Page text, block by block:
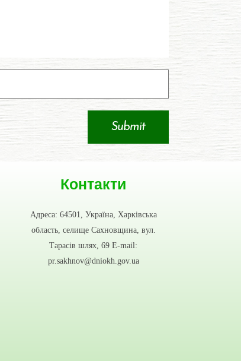
Контакти
Адреса: 64501, Україна, Харківська
область, селище Сахновщина, вул.
Тарасів шлях, 69 E-mail:
pr.sakhnov@dniokh.gov.ua